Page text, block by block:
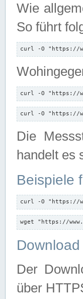
Wie
So führt
curl -O "https://
curl -O "https://
curl -O "https://
Die
handelt es
Beispiele
curl -O "https://
wget "https://
Der
über